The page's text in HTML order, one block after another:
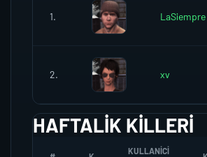
1. LaSiempre
2. xv
HAFTALIK KILLERI
KULLANICI